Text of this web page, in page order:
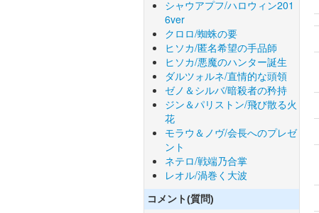
シャウアプフ/ハロウィン201
6ver
クロロ/蜘蛛の要
ヒソカ/匿名希望の手品師
ヒソカ/悪魔のハンター誕生
ダルツォルネ/直情的な頭領
ゼノ＆シルバ/暗殺者の矜持
ジン＆パリストン/飛び散る火
花
モラウ＆ノヴ/会長へのプレゼ
ント
ネテロ/戦端乃合掌
レオル/渦巻く大波
コメント(質問)